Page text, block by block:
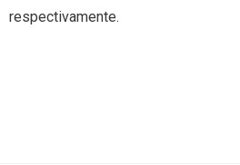
respectivamente.